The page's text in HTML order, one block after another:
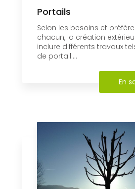
Portails
Selon les besoins et
chacun, la création
inclure différents travaux
de portail....
En